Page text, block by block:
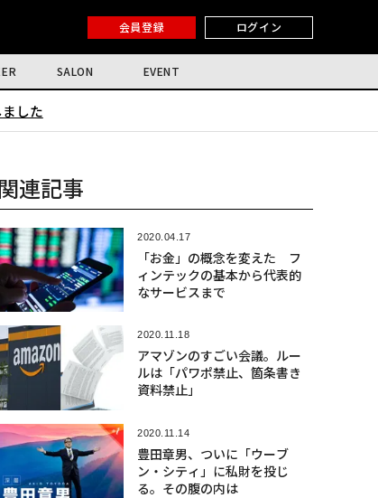
会員登録 ログイン
SALON EVENT
した
連記事
2020.04.17
「お金」の概念を変えた フ
ィンテックの基本から代表的
なサービスまで
2020.11.18
アマゾンのすごい会議。ルー
ルは「パワポ禁止、箇条書き
資料禁止」
2020.11.14
豊田章男、ついに「ウーブ
ン・シティ」に私財を投じ
る。その腹の内は